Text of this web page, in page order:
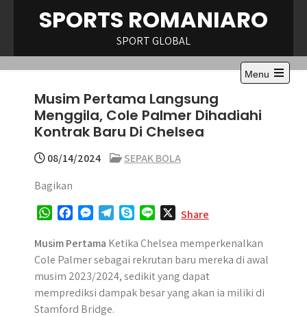
SPORTS ROMANIARO
SPORT GLOBAL
Menu
Open
Musim Pertama Langsung
Menggila, Cole Palmer Dihadiahi
Kontrak Baru Di Chelsea
08/14/2024
SEPAK BOLA
Bagikan
W
a
t
s
A
c
e
b
o
o
s
s
e
n
g
l
e
g
r
y
p
e
n
e
Share
Musim Pertama Ketika Chelsea memperkenalkan
Cole Palmer sebagai rekrutan baru mereka di awal
musim 2023/2024, sedikit yang dapat
memprediksi dampak besar yang akan ia miliki di
Stamford Bridge.